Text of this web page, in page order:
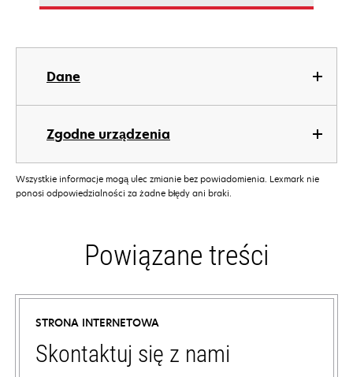
Dane
Zgodne urządzenia
Wszystkie informacje mogą ulec zmianie bez powiadomienia. Lexmark nie
ponosi odpowiedzialności za żadne błędy ani braki.
Powiązane treści
STRONA INTERNETOWA
Skontaktuj się z nami